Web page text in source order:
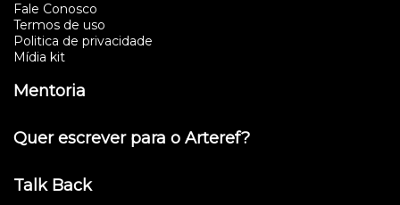
Fale Conosco
Termos de uso
Politica de privacidade
Mídia kit
Mentoria
Quer escrever para o Arteref?
Talk Back